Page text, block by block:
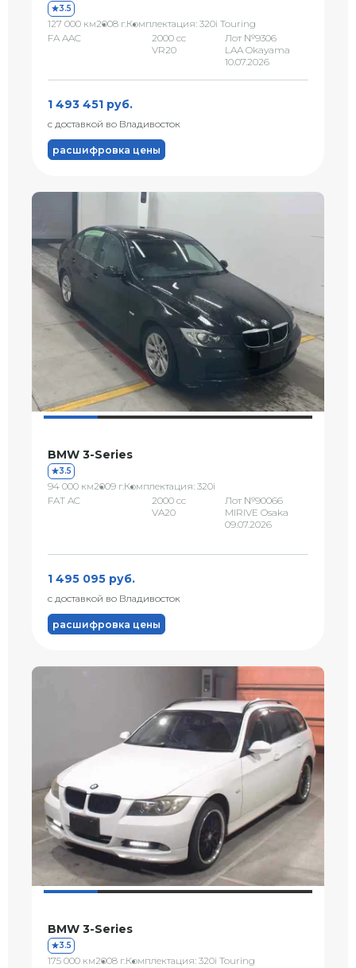
3.5
127 000 км2008 г.Комплектация: 320i Touring
FA AAC
2000 сс
VR20
Лот №9306
LAA Okayama
10.07.2026
1 493 451 руб.
с доставкой во Владивосток
расшифровка цены
BMW 3-Series
3.5
94 000 км2009 г.Комплектация: 320i
FAT AC
2000 сс
VA20
Лот №90066
MIRIVE Osaka
09.07.2026
1 495 095 руб.
с доставкой во Владивосток
расшифровка цены
BMW 3-Series
3.5
175 000 км2008 г.Комплектация: 320i Touring